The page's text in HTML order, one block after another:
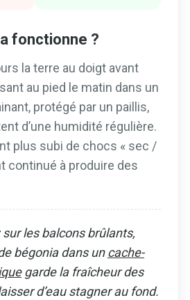
fonctionne ?
la terre au doigt avant
au pied le matin dans un
protégé par un paillis,
d’une humidité régulière.
plus subi de chocs « sec /
continué à produire des
sur les balcons brûlants,
bégonia dans uncache-
garde la fraîcheur des
d’eau stagner au fond.